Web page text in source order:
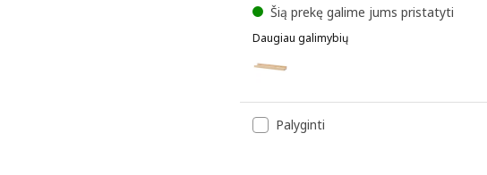
Šią prekę galime jums pristatyti
Daugiau galimybių
Palyginti